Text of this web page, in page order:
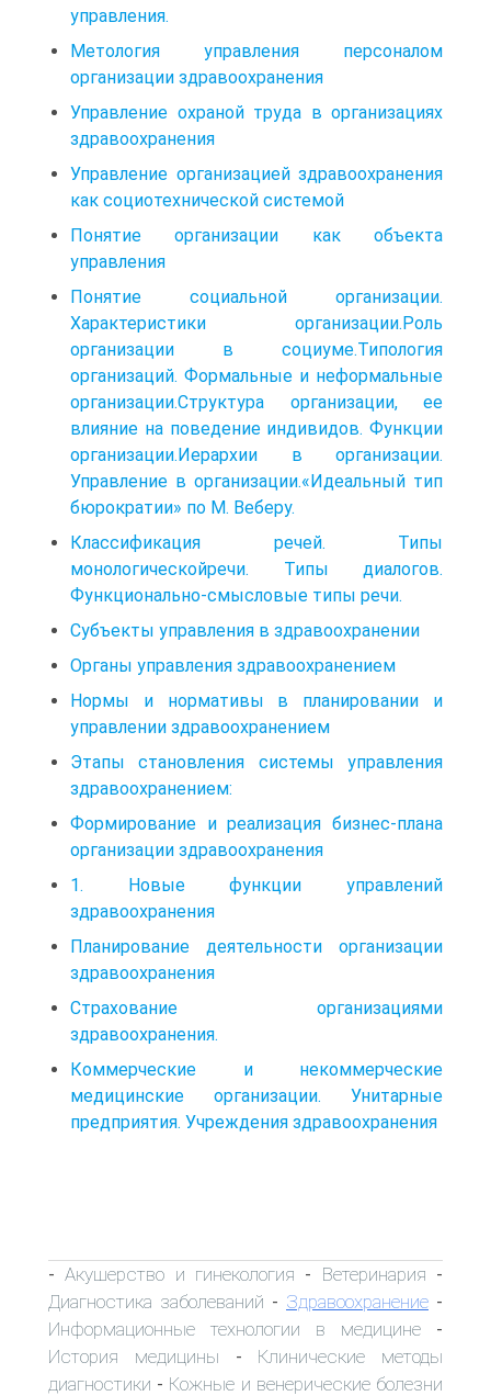
управления.
Метология управления персоналом
организации здравоохранения
Управление охраной труда в организациях
здравоохранения
Управление организацией здравоохранения
как социотехнической системой
Понятие организации как объекта
управления
Понятие социальной организации.
Характеристики организации.Роль
организации в социуме.Типология
организаций. Формальные и неформальные
организации.Структура организации, ее
влияние на поведение индивидов. Функции
организации.Иерархии в организации.
Управление в организации.«Идеальный тип
бюрократии» по М. Веберу.
Классификация речей. Типы
монологическойречи. Типы диалогов.
Функционально-смысловые типы речи.
Субъекты управления в здравоохранении
Органы управления здравоохранением
Нормы и нормативы в планировании и
управлении здравоохранением
Этапы становления системы управления
здравоохранением:
Формирование и реализация бизнес-плана
организации здравоохранения
1. Новые функции управлений
здравоохранения
Планирование деятельности организации
здравоохранения
Страхование организациями
здравоохранения.
Коммерческие и некоммерческие
медицинские организации. Унитарные
предприятия. Учреждения здравоохранения
-Акушерство и гинекология - Ветеринария -
Диагностика заболеваний - Здравоохранение -
Информационные технологии в медицине -
История медицины - Клинические методы
диагностики - Кожные и венерические болезни